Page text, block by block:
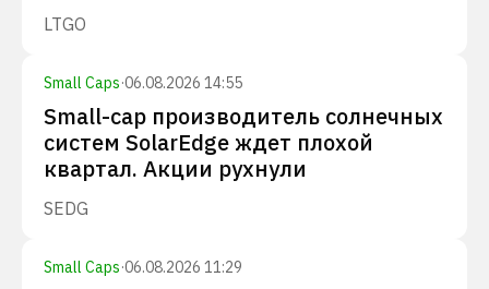
LTGO
Small Caps·06.08.2026 14:55
Small-cap производитель солнечных
систем SolarEdge ждет плохой
квартал. Акции рухнули
SEDG
Small Caps·06.08.2026 11:29